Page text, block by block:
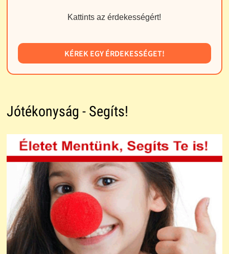
Kattints az érdekességért!
KÉREK EGY ÉRDEKESSÉGET!
Jótékonyság - Segíts!